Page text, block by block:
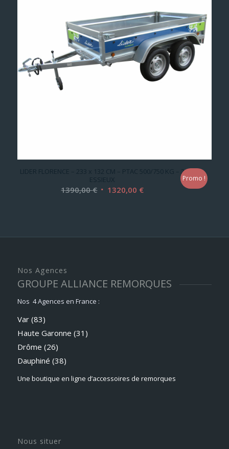
LIDER FLORENCE – 233 x 132 CM – PTAC 500/750 KG – 2
ESSIEUX
1390,00€ Le
1390,00 €.
1320,00 €Le
1320,00 €.
Promo !
Nos Agences
GROUPE ALLIANCE REMORQUES
Nos 4 Agences en France :
Var (83)
Haute Garonne (31)
Drôme (26)
Dauphiné (38)
Une boutique en ligne d’accessoires de remorques
Nous situer